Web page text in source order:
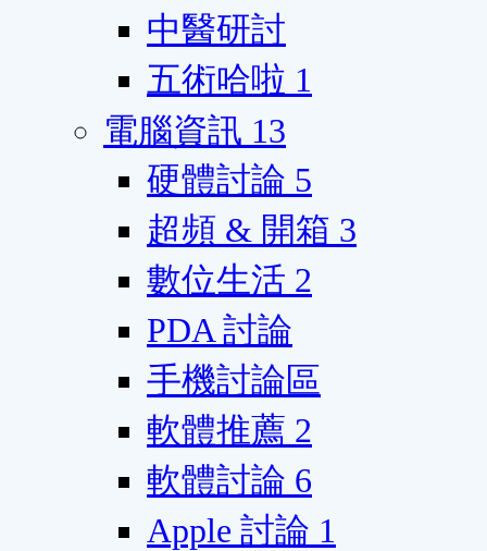
中醫研討
五術哈啦 1
電腦資訊 13
硬體討論 5
超頻 & 開箱 3
數位生活 2
PDA 討論
手機討論區
軟體推薦 2
軟體討論 6
Apple 討論 1